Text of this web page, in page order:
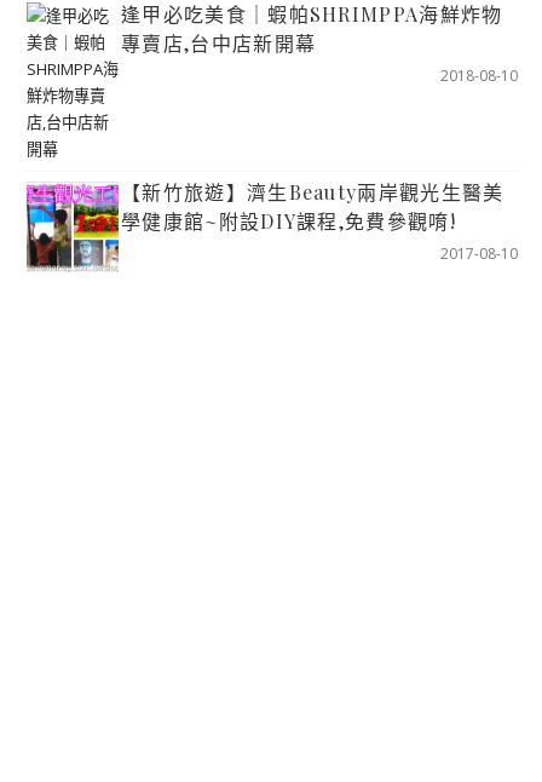
逢甲必吃美食｜蝦帕SHRIMPPA海鮮炸物
專賣店,台中店新開幕
2018-08-10
【新竹旅遊】濟生Beauty兩岸觀光生醫美
學健康館~附設DIY課程,免費參觀唷!
2017-08-10